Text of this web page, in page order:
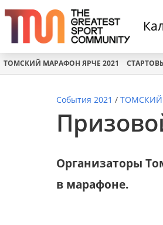
ТОМСКИЙ МАРАФОН ЯРЧЕ 2021
События 2021 / ТОМСКИЙ
Организаторы
в марафоне.